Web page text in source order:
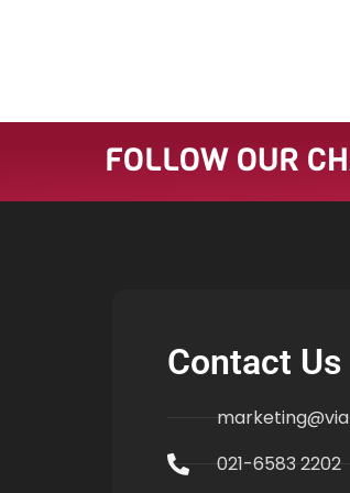
FOLLOW OUR
Contact Us
021-6583 2202